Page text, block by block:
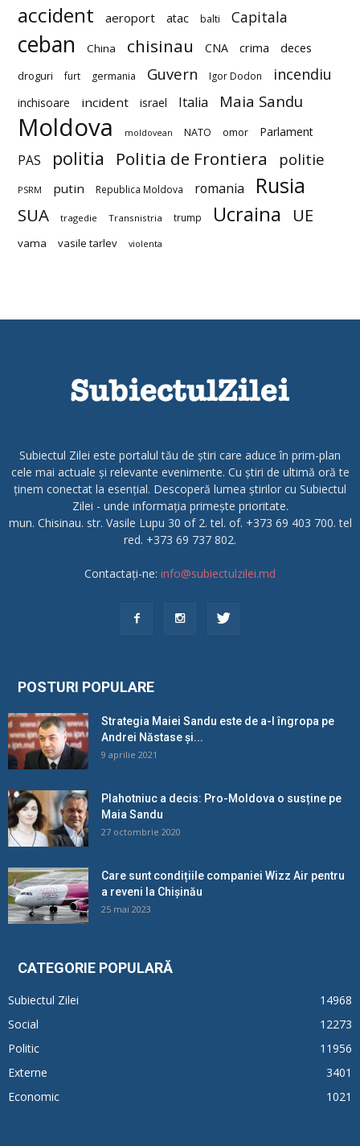
accident aeroport atac balti Capitala
ceban China chisinau CNA crima deces
droguri furt germania Guvern Igor Dodon incendiu
inchisoare incident israel Italia Maia Sandu
Moldova moldovean NATO omor Parlament
PAS politia Politia de Frontiera politie
PSRM putin Republica Moldova romania Rusia
SUA tragedie Transnistria trump Ucraina UE
vama vasile tarlev violenta
Subiectul Zilei este portalul tău de știri care aduce în prim-plan
cele mai actuale și relevante evenimente. Cu știri de ultimă oră te
ținem conectat la esențial. Descoperă lumea știrilor cu Subiectul
Zilei - unde informația primește prioritate.
mun. Chisinau. str. Vasile Lupu 30 of 2. tel. of. +373 69 403 700. tel
red. +373 69 737 802.
Contactați-ne: info@subiectulzilei.md
POSTURI POPULARE
Strategia Maiei Sandu este de a-l îngropa pe
Andrei Năstase și...
9 aprilie 2021
Plahotniuc a decis: Pro-Moldova o susține pe
Maia Sandu
27 octombrie 2020
Care sunt condițiile companiei Wizz Air pentru
a reveni la Chișinău
25 mai 2023
CATEGORIE POPULARĂ
Subiectul Zilei
14968
Social
12273
Politic
11956
Externe
3401
Economic
1021